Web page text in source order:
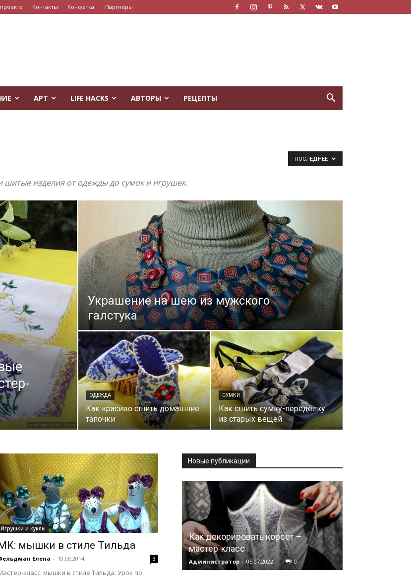
Контакты Конфетка! Партнёры
АРТ LIFE HACKS АВТОРЫ РЕЦЕПТЫ
шитые изделия от одежды до сумок и игрушек.
ПОСЛЕДНЕЕ
Украшение на шею из мужского
галстука
ОДЕЖДА
Как красиво сшить домашние
тапочки
СУМКИ
Как сшить сумку-переделку
из старых вещей
Игрушки и куклы
мышки в стиле Тильда
Елена - 10.08.2014 3
класс: мышки в стиле Тильда. Урок по
Новые публикации
Как декорировать корсет –
мастер-класс
Администратор - 05.07.2022 0